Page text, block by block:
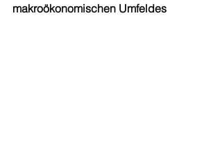
makroökonomischen Umfeldes